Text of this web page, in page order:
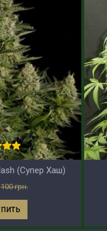
(Супер Хаш)
100 грн.